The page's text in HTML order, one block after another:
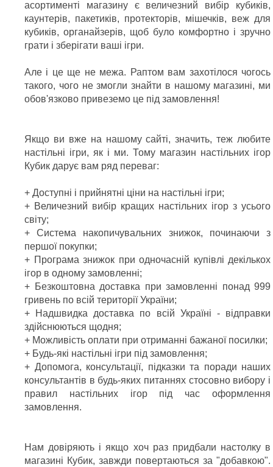
асортименті магазину є величезний вибір кубиків,
каунтерів, пакетиків, протекторів, мішечків, веж для
кубиків, органайзерів, щоб було комфортно і зручно
грати і зберігати ваші ігри.
Але і це ще не межа. Раптом вам захотілося чогось
такого, чого не змогли знайти в нашому магазині, ми
обов'язково привеземо це під замовлення!
Якщо ви вже на нашому сайті, значить, теж любите
настільні ігри, як і ми. Тому магазин настільних ігор
Кубик дарує вам ряд переваг:
+ Доступні і прийнятні ціни на настільні ігри;
+ Величезний вибір кращих настільних ігор з усього
світу;
+ Система накопичувальних знижок, починаючи з
першої покупки;
+ Програма знижок при одночасній купівлі декількох
ігор в одному замовленні;
+ Безкоштовна доставка при замовленні понад 999
гривень по всій території України;
+ Надшвидка доставка по всій Україні - відправки
здійснюються щодня;
+ Можливість оплати при отриманні бажаної посилки;
+ Будь-які настільні ігри під замовлення;
+ Допомога, консультації, підказки та поради наших
консультантів в будь-яких питаннях стосовно вибору і
правил настільних ігор під час оформлення
замовлення.
Нам довіряють і якщо хоч раз придбали настолку в
магазині Кубик, завжди повертаються за "добавкою".